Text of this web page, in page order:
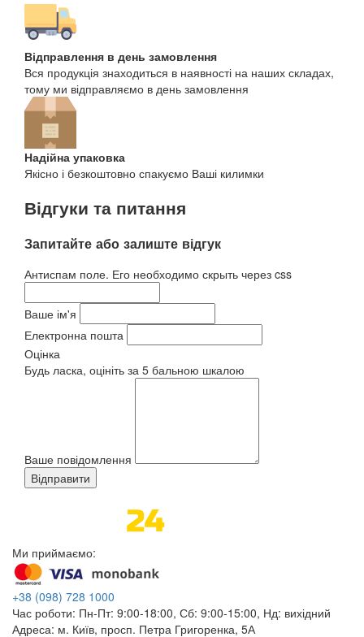
Відправлення в день замовлення
Вся продукція знаходиться в наявності на наших складах,
тому ми відправляємо в день замовлення
Надійна упаковка
Якісно і безкоштовно спакуємо Ваші килимки
Відгуки та питання
Запитайте або залиште відгук
Антиспам поле. Его необходимо скрыть через css
Ваше ім'я
Електронна пошта
Оцінка
Будь ласка, оцініть за 5 бальною шкалою
Ваше повідомлення
Ми приймаємо:
+38 (098) 728 1000
Час роботи: Пн-Пт: 9:00-18:00, Сб: 9:00-15:00, Нд: вихідний
Адреса: м. Київ, просп. Петра Григоренка, 5А